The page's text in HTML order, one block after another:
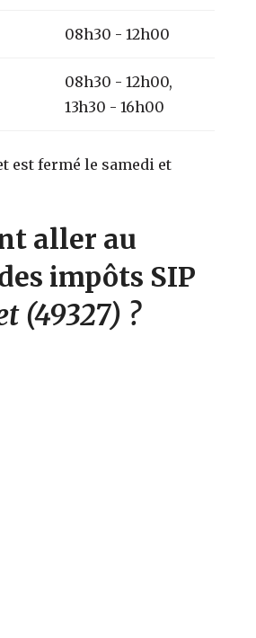
08h30 - 12h00
08h30 - 12h00,
13h30 - 16h00
est fermé le samedi et
aller au
impôts SIP
(49327) ?